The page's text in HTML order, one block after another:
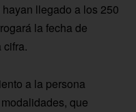
llegado a los 250
la fecha de
cifra.
a la persona
que